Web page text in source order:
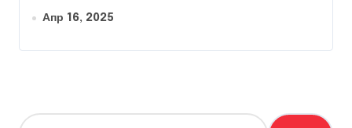
Апр 16, 2025
Н